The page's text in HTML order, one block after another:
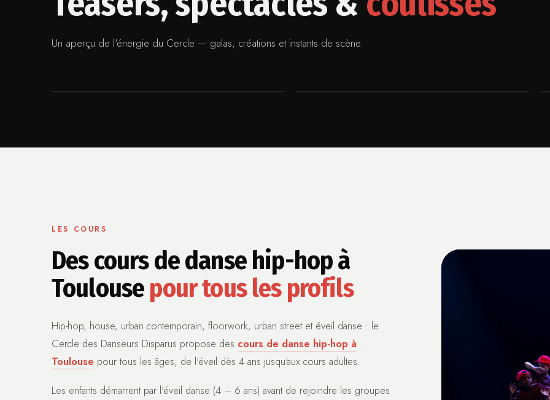
Un aperçu de l'énergie du Cercle — galas, créations et instants de scène.
LES COURS
Des cours de danse hip-hop à
Toulouse pour tous les profils
Hip-hop, house, urban contemporain, floorwork, urban street et éveil danse : le
Cercle des Danseurs Disparus propose des cours de danse hip-hop à
Toulouse pour tous les âges, de l'éveil dès 4 ans jusqu'aux cours adultes.
Les enfants démarrent par l'éveil danse (4 – 6 ans) avant de rejoindre les groupes